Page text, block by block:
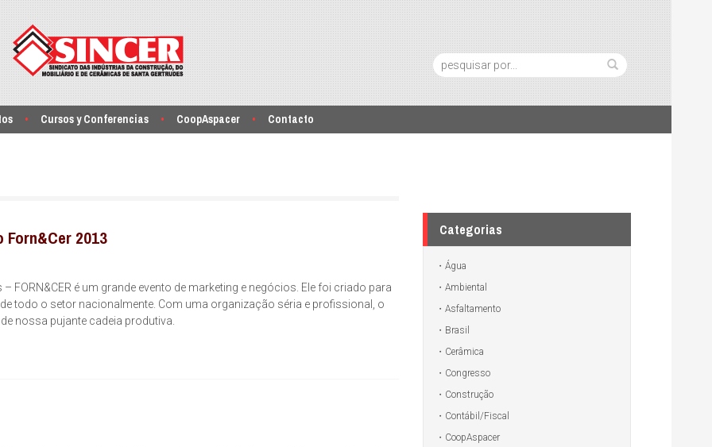
Cursos y Conferencias CoopAspacer Contacto
Pesquisa:
2013
FORN&CER é um grande evento de marketing e negócios. Ele foi criado para
todo o setor nacionalmente. Com uma organização séria e profissional, o
nossa pujante cadeia produtiva.
Categorias
Água
Ambiental
Asfaltamento
Brasil
Cerâmica
Congresso
Construção
Contábil/Fiscal
CoopAspacer